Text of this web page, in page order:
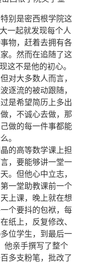
别是密西根学院这
一起就发现每个人
物，赶着去拥有各
。然而在追随了这
这不是他的初心。
对大多数人而言，
逐流的被动跟随，
是希望简历上多出
，不诚心去做，那
做的每一件事都能
。
的高等数学课上担
，要能够讲一堂一
。但他心中立志，
一堂助教课前一个
上课，晚上就在想
个要抖的包袱，每
纸上，反复修改、
位学生，到最后一
他亲手撰写了整个
多支粉笔，批改了